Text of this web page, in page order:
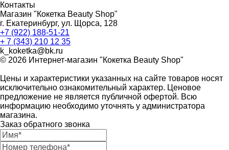
Контакты
Магазин "Кокетка Beauty Shop"
г. Екатеринбург, ул. Щорса, 128
+7 (922) 188-51-21
+ 7 (343) 210 12 35
k_koketka@bk.ru
© 2026 Интернет-магазин "Кокетка Beauty Shop"
Цены и характеристики указанных на сайте товаров носят
исключительно ознакомительный характер. Ценовое
предложение не является публичной офертой. Всю
информацию необходимо уточнять у администратора
магазина.
Заказ обратного звонка